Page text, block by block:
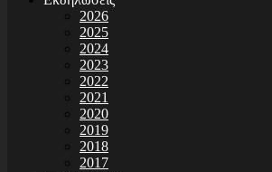
2026
2025
2024
2023
2022
2021
2020
2019
2018
2017